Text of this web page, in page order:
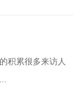
积累很多来访人